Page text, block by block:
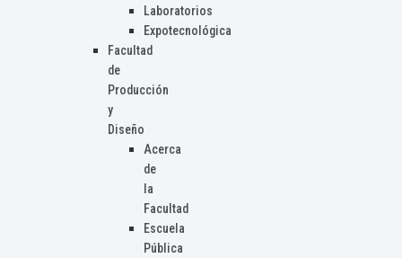
Laboratorios
Expotecnológica
Facultad
de
Producción
y
Diseño
Acerca
de
la
Facultad
Escuela
Pública